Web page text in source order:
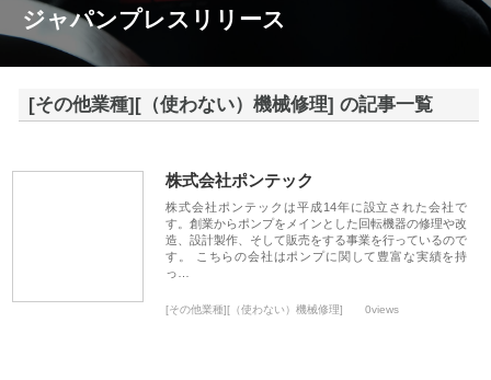
ジャパンプレスリリース
[その他業種][（使わない）機械修理] の記事一覧
株式会社ポンテック
株式会社ポンテックは平成14年に設立された会社で
す。創業からポンプをメインとした回転機器の修理や改
造、設計製作、そして販売をする事業を行っているので
す。 こちらの会社はポンプに関して豊富な実績を持
っ…
[その他業種][（使わない）機械修理] 0views